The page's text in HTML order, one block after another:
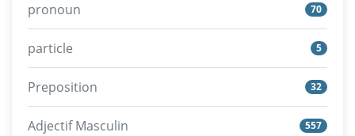
pronoun 70
particle 5
Preposition 32
Adjectif Masculin 557